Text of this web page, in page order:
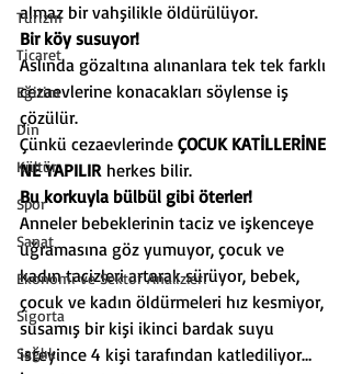
Turizm
Ticaret
Eğitim
Din
Kültür
Spor
Sanat
Ekonomi ve Sektör Analizleri
Sigorta
Sağlık
almaz bir vahşilikle öldürülüyor.
Bir köy susuyor!
Aslında gözaltına alınanlara tek tek farklı
cezaevlerine konacakları söylense iş
çözülür.
Çünkü cezaevlerinde ÇOCUK KATİLLERİNE
NE YAPILIR herkes bilir.
Bu korkuyla bülbül gibi öterler!
Anneler bebeklerinin taciz ve işkenceye
uğramasına göz yumuyor, çocuk ve
kadın tacizleri artarak sürüyor, bebek,
çocuk ve kadın öldürmeleri hız kesmiyor,
susamış bir kişi ikinci bardak suyu
isteyince 4 kişi tarafından katlediliyor…